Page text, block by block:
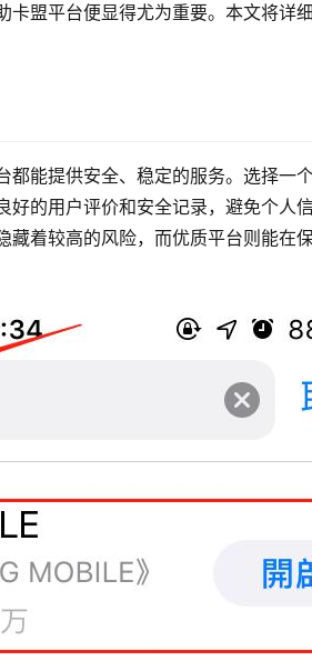
盟平台便显得尤为重要。本文将详
能提供安全、稳定的服务。选择一
的用户评价和安全记录，避免个人
着较高的风险，而优质平台则能在